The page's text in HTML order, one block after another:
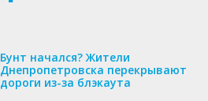
Бунт начался? Жители
Днепропетровска перекрывают
дороги из-за блэкаута